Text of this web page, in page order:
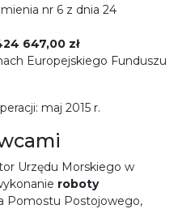
nr 6 z dnia 24
647,00 zł
Europejskiego Funduszu
maj 2015 r.
Urzędu Morskiego w
roboty
Pomostu Postojowego,